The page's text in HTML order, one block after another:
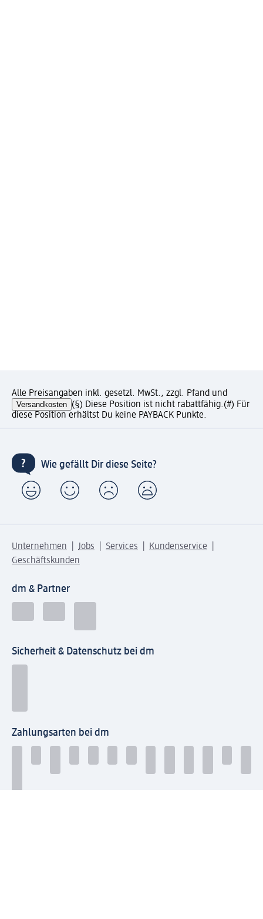
Alle Preisangaben inkl. gesetzl. MwSt., zzgl. Pfand und
Versandkosten (§) Diese Position ist nicht rabattfähig.(#) Für
diese Position erhältst Du keine PAYBACK Punkte.
Wie gefällt Dir diese Seite?
Unternehmen Jobs Services
Kundenservice
Geschäftskunden
dm & Partner
Sicherheit & Datenschutz bei dm
Zahlungsarten bei dm